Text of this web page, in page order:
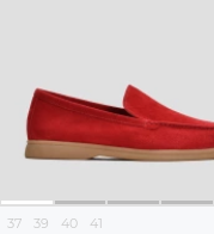
37 39 40 41